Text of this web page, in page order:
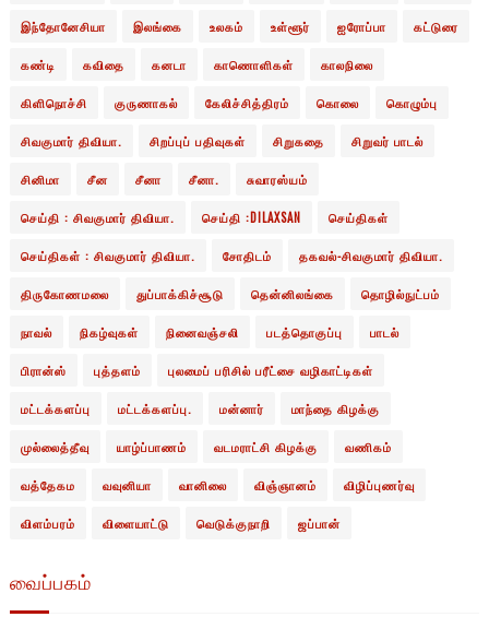
இந்தோனேசியா இலங்கை உலகம் உள்ளூர் ஐரோப்பா கட்டுரை
கண்டி கவிதை கனடா காணொளிகள் காலநிலை
கிளிநொச்சி குருணாகல் கேலிச்சித்திரம் கொலை கொழும்பு
சிவகுமார் திவியா. சிறப்புப் பதிவுகள் சிறுகதை சிறுவர் பாடல்
சினிமா சீன சீனா சீனா. சுவாரஸ்யம்
செய்தி : சிவகுமார் திவியா. செய்தி :DILAXSAN செய்திகள்
செய்திகள் : சிவகுமார் திவியா. சோதிடம் தகவல்-சிவகுமார் திவியா.
திருகோணமலை துப்பாக்கிச்சூடு தென்னிலங்கை தொழில்நுட்பம்
நாவல் நிகழ்வுகள் நினைவஞ்சலி படத்தொகுப்பு பாடல்
பிரான்ஸ் புத்தளம் புலமைப் பரிசில் பரீட்சை வழிகாட்டிகள்
மட்டக்களப்பு மட்டக்களப்பு. மன்னார் மாந்தை கிழக்கு
முல்லைத்தீவு யாழ்ப்பாணம் வடமராட்சி கிழக்கு வணிகம்
வத்தேகம வவுனியா வானிலை விஞ்ஞானம் விழிப்புணர்வு
விளம்பரம் விளையாட்டு வெடுக்குநாறி ஜப்பான்
வைப்பகம்